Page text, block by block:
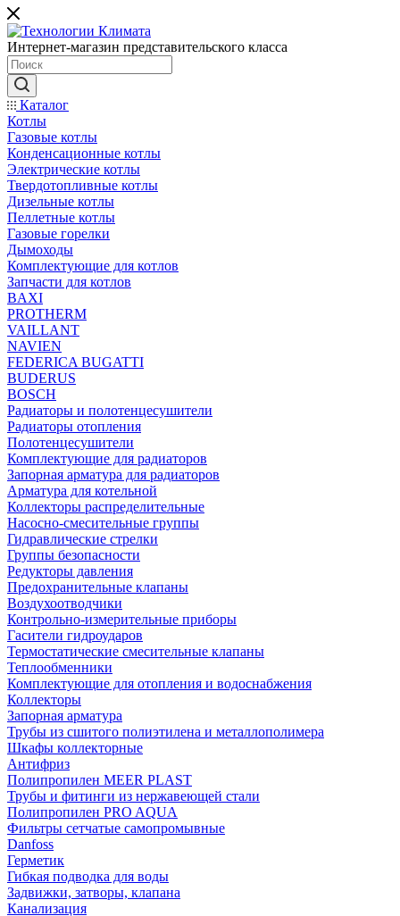
Интернет-магазин представительского класса
Каталог
Котлы
Газовые котлы
Конденсационные котлы
Электрические котлы
Твердотопливные котлы
Дизельные котлы
Пеллетные котлы
Газовые горелки
Дымоходы
Комплектующие для котлов
Запчасти для котлов
BAXI
PROTHERM
VAILLANT
NAVIEN
FEDERICA BUGATTI
BUDERUS
BOSCH
Радиаторы и полотенцесушители
Радиаторы отопления
Полотенцесушители
Комплектующие для радиаторов
Запорная арматура для радиаторов
Арматура для котельной
Коллекторы распределительные
Насосно-смесительные группы
Гидравлические стрелки
Группы безопасности
Редукторы давления
Предохранительные клапаны
Воздухоотводчики
Контрольно-измерительные приборы
Гасители гидроударов
Термостатические смесительные клапаны
Теплообменники
Комплектующие для отопления и водоснабжения
Коллекторы
Запорная арматура
Трубы из сшитого полиэтилена и металлополимера
Шкафы коллекторные
Антифриз
Полипропилен MEER PLAST
Трубы и фитинги из нержавеющей стали
Полипропилен PRO AQUA
Фильтры сетчатые самопромывные
Danfoss
Герметик
Гибкая подводка для воды
Задвижки, затворы, клапана
Канализация